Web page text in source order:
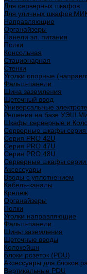
Для серверных шкафов
Для уличных шкафов
Направляющие
Органайзеры
Панели эл. питания
Полки
Консольная
Стационарная
Стенки
Уголки опорные
Фальш-панели
Шина заземления
Щеточный ввод
Универсальные
Решения на базе УЭШ
Шкафы серверные и
Серверные шкафы серия
Серия PRO 42U
Серия PRO 47U
Серия PRO 48U
Серверные шкафы серии
Аксессуары
Вводы с уплотнением
Кабель-каналы
Крепеж
Органайзеры
Полки
Уголки направляющие
Фальш-панели
Шины заземления
Щеточные вводы
Колокейшн
Блоки розеток (PDU)
Аксессуары для блоков
Вертикальные PDU